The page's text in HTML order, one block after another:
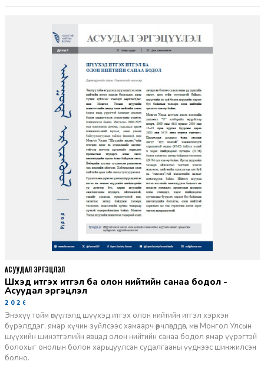
Шүүхэд итгэх итгэл ба олон нийтийн санаа бодол -
Асуудал эргэцүүлэл
2026-06-11
Энэхүү тойм өгүүлэлд шүүхэд итгэх олон нийтийн итгэл хэрхэн
бүрэлддэг, ямар хүчин зүйлсээс хамаарч өөрчлөгддөг, мөн Монгол Улсын
шүүхийн шинэтгэлийн явцад олон нийтийн санаа бодол ямар үүрэгтэй
болохыг онолын болон харьцуулсан судалгааны үүднээс шинжилсэн
болно.
АСУУДАЛ ЭРГЭЦҮҮЛЭЛ